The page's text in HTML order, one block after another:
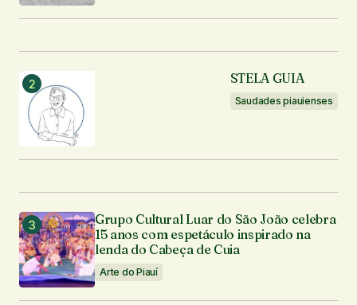
STELA GUIA
Saudades piauienses
Grupo Cultural Luar do São João celebra
15 anos com espetáculo inspirado na
lenda do Cabeça de Cuia
Arte do Piauí